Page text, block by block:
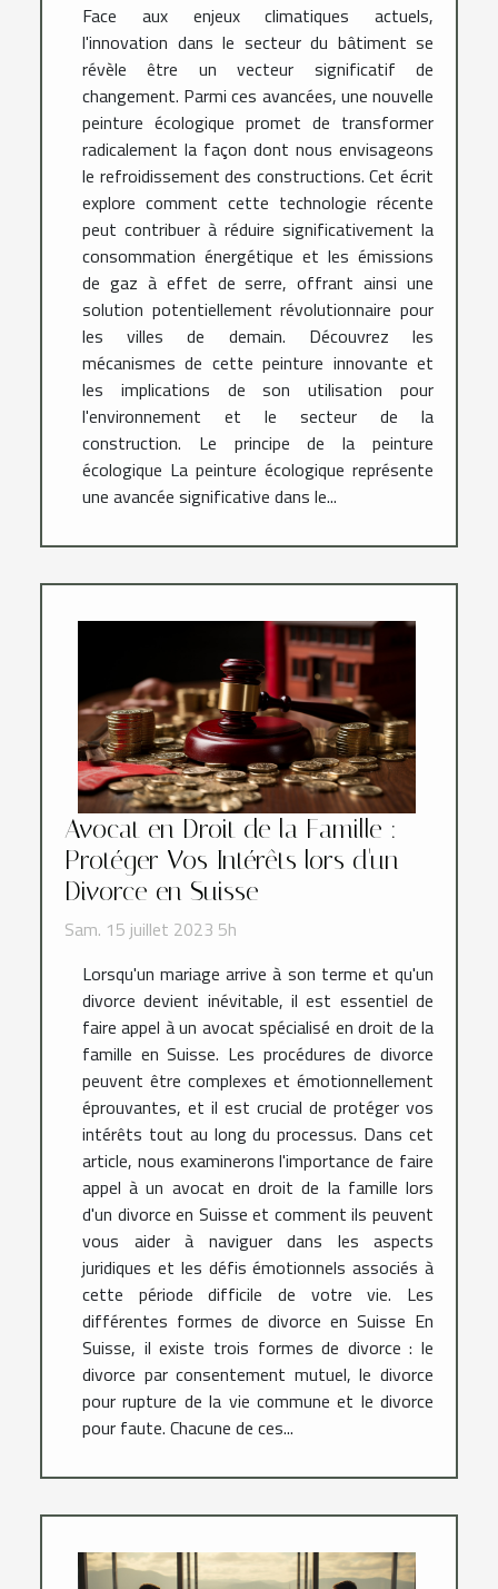
Face aux enjeux climatiques actuels,
l'innovation dans le secteur du bâtiment se
révèle être un vecteur significatif de
changement. Parmi ces avancées, une nouvelle
peinture écologique promet de transformer
radicalement la façon dont nous envisageons
le refroidissement des constructions. Cet écrit
explore comment cette technologie récente
peut contribuer à réduire significativement la
consommation énergétique et les émissions
de gaz à effet de serre, offrant ainsi une
solution potentiellement révolutionnaire pour
les villes de demain. Découvrez les
mécanismes de cette peinture innovante et
les implications de son utilisation pour
l'environnement et le secteur de la
construction. Le principe de la peinture
écologique La peinture écologique représente
une avancée significative dans le...
Avocat en Droit de la Famille :
Protéger Vos Intérêts lors d'un
Divorce en Suisse
Sam. 15 juillet 2023 5h
Lorsqu'un mariage arrive à son terme et qu'un
divorce devient inévitable, il est essentiel de
faire appel à un avocat spécialisé en droit de la
famille en Suisse. Les procédures de divorce
peuvent être complexes et émotionnellement
éprouvantes, et il est crucial de protéger vos
intérêts tout au long du processus. Dans cet
article, nous examinerons l'importance de faire
appel à un avocat en droit de la famille lors
d'un divorce en Suisse et comment ils peuvent
vous aider à naviguer dans les aspects
juridiques et les défis émotionnels associés à
cette période difficile de votre vie. Les
différentes formes de divorce en Suisse En
Suisse, il existe trois formes de divorce : le
divorce par consentement mutuel, le divorce
pour rupture de la vie commune et le divorce
pour faute. Chacune de ces...